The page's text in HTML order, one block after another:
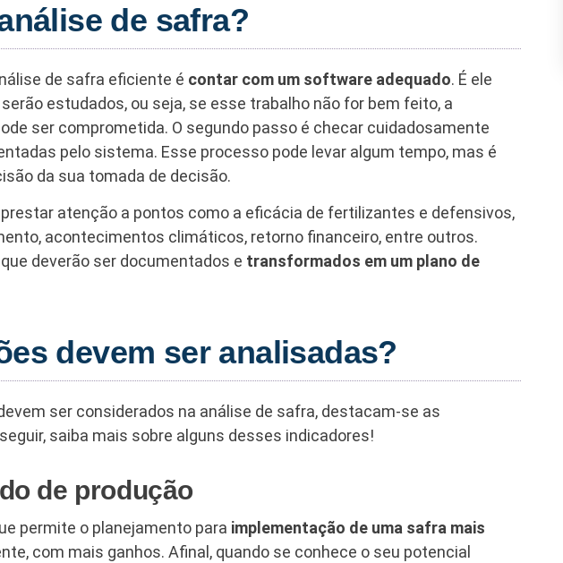
de safra?
de safra eficiente é contar com um software adequado. É ele
estudados, ou seja, se esse trabalho não for bem feito, a
ser comprometida. O segundo passo é checar cuidadosamente
pelo sistema. Esse processo pode levar algum tempo, mas é
da sua tomada de decisão.
atenção a pontos como a eficácia de fertilizantes e defensivos,
acontecimentos climáticos, retorno financeiro, entre outros.
deverão ser documentados e transformados em um plano de
devem ser analisadas?
ser considerados na análise de safra, destacam-se as
saiba mais sobre alguns desses indicadores!
de produção
permite o planejamento para implementação de uma safra mais
com mais ganhos. Afinal, quando se conhece o seu potencial